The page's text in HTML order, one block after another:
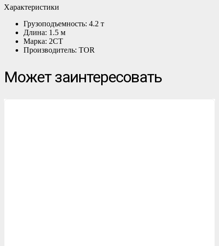
Характеристики
Грузоподъемность: 4.2 т
Длина: 1.5 м
Марка: 2СТ
Производитель: TOR
Может заинтересовать